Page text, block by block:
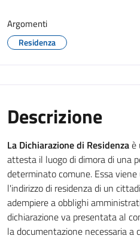
Argomenti
Residenza
Descrizione
La Dichiarazione di Residenzaè
attesta il luogo di dimora di una
determinato comune. Essa
l'indirizzo di residenza di un
adempiere a obblighi
dichiarazione va presentata al
la documentazione necessaria a